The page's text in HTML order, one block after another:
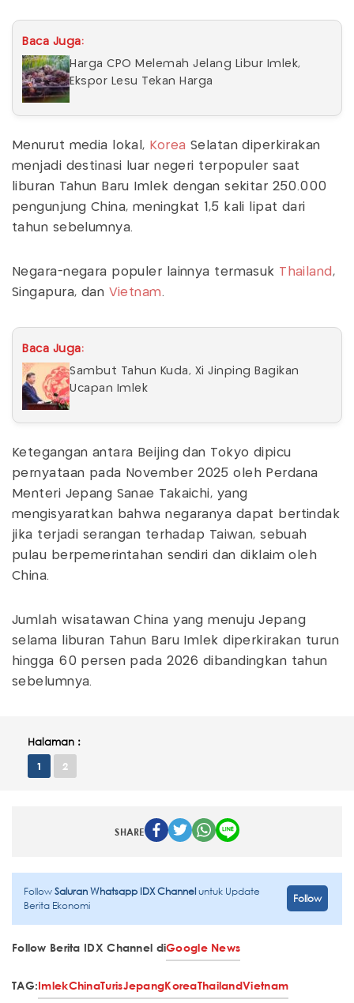
Baca Juga:
Harga CPO Melemah Jelang Libur Imlek,
Ekspor Lesu Tekan Harga
Menurut media lokal, Korea Selatan diperkirakan
menjadi destinasi luar negeri terpopuler saat
liburan Tahun Baru Imlek dengan sekitar 250.000
pengunjung China, meningkat 1,5 kali lipat dari
tahun sebelumnya.
Negara-negara populer lainnya termasuk Thailand ,
Singapura, dan Vietnam .
Baca Juga:
Sambut Tahun Kuda, Xi Jinping Bagikan
Ucapan Imlek
Ketegangan antara Beijing dan Tokyo dipicu
pernyataan pada November 2025 oleh Perdana
Menteri Jepang Sanae Takaichi, yang
mengisyaratkan bahwa negaranya dapat bertindak
jika terjadi serangan terhadap Taiwan, sebuah
pulau berpemerintahan sendiri dan diklaim oleh
China.
Jumlah wisatawan China yang menuju Jepang
selama liburan Tahun Baru Imlek diperkirakan turun
hingga 60 persen pada 2026 dibandingkan tahun
sebelumnya.
Halaman :
1 2
SHARE
FollowSaluran Whatsapp IDX Channeluntuk Update
Berita Ekonomi
Follow
Follow Berita IDX Channel diGoogle News
TAG:ImlekChinaTurisJepangKoreaThailandVietnam